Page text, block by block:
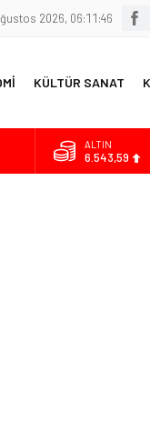
2026, 06:11:47
KÜLTÜR SANAT
ALTIN
6.543,59